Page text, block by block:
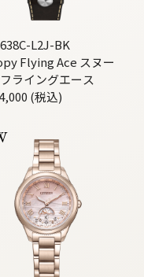
L2J-BK
Flying Ace スヌー
ライングエース
(税込)